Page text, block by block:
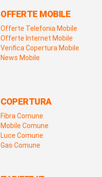
OFFERTE MOBILE
Offerte Telefonia Mobile
Offerte Internet Mobile
Verifica Copertura Mobile
News Mobile
COPERTURA
Fibra Comune
Mobile Comune
Luce Comune
Gas Comune